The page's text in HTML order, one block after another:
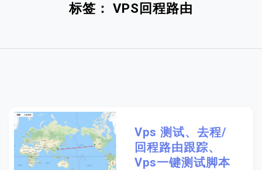
标签： VPS回程路由
Vps 测试、去程/
回程路由跟踪、
Vps一键测试脚本